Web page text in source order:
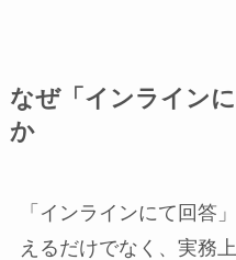
なぜ「インライン
か
「インラインにて回答
えるだけでなく、実務